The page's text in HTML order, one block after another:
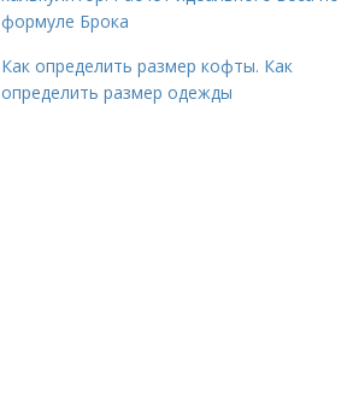
формуле Брока
Как определить размер кофты. Как
определить размер одежды